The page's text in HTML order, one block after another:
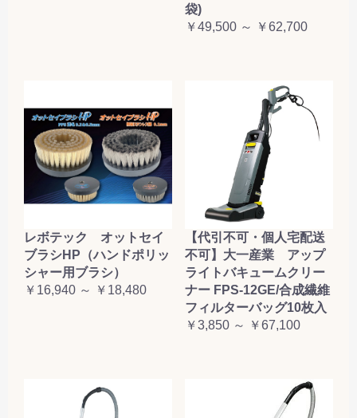
袋)
￥49,500 ～ ￥62,700
レボテック オットセイ
ブラシHP（ハンドポリッ
シャー用ブラシ）
￥16,940 ～ ￥18,480
【代引不可・個人宅配送
不可】大一産業 アップ
ライトバキュームクリー
ナー FPS-12GE/合成繊維
フィルターバッグ10枚入
￥3,850 ～ ￥67,100